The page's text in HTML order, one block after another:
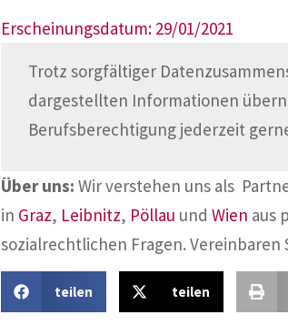
Erscheinungsdatum: 29/01/2021
Trotz sorgfältiger
dargestellten Informationen
Berufsberechtigung jederzeit
Über uns: Wir verstehen uns als
in Graz, Leibnitz, Pöllau und Wien aus
sozialrechtlichen Fragen. Vereinbaren
teilen teilen